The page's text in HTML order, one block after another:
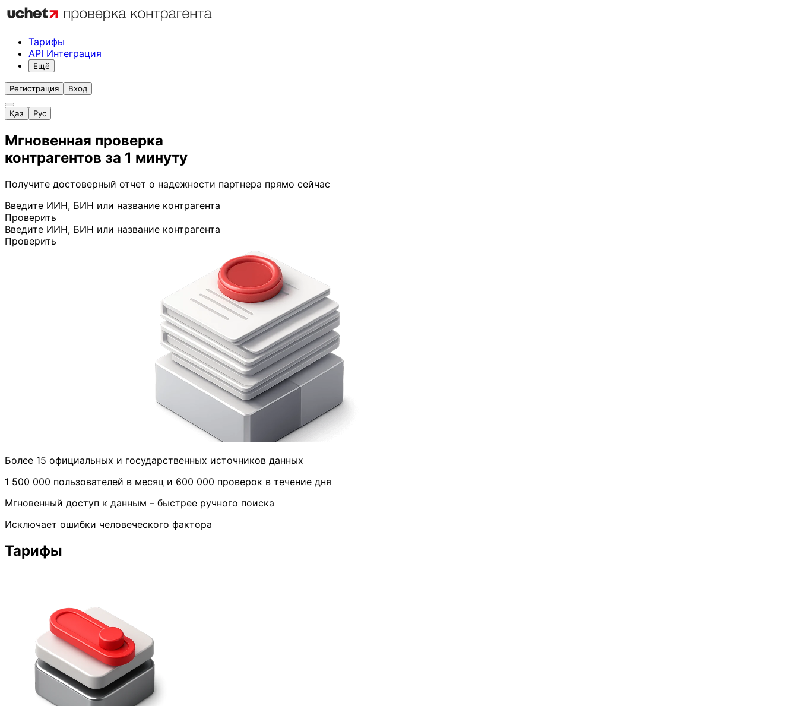
Тарифы
API Интеграция
Ещё
Регистрация Вход
Қаз Рус
Мгновенная проверка
контрагентов за 1 минуту
Получите достоверный отчет о надежности партнера прямо сейчас
Введите ИИН, БИН или название контрагента
Проверить
Введите ИИН, БИН или название контрагента
Проверить
Более 15 официальных и государственных источников данных
1 500 000 пользователей в месяц и 600 000 проверок в течение дня
Мгновенный доступ к данным – быстрее ручного поиска
Исключает ошибки человеческого фактора
Тарифы